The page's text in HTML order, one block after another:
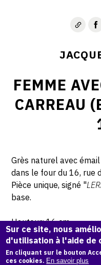
FEMME
CARREAU
Grès naturel avec
dans le four du 16, rue
Pièce unique, signé "
base.
Hauteur: 16 cm
© Atelier Jean et
Sur ce site, nous
d'utilisation à l'aide de
En cliquant sur le bouton
ces cookies. En savoir plus